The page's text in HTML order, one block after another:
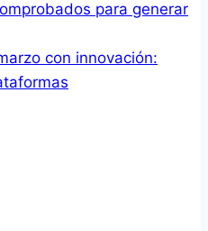
para generar
con innovación: